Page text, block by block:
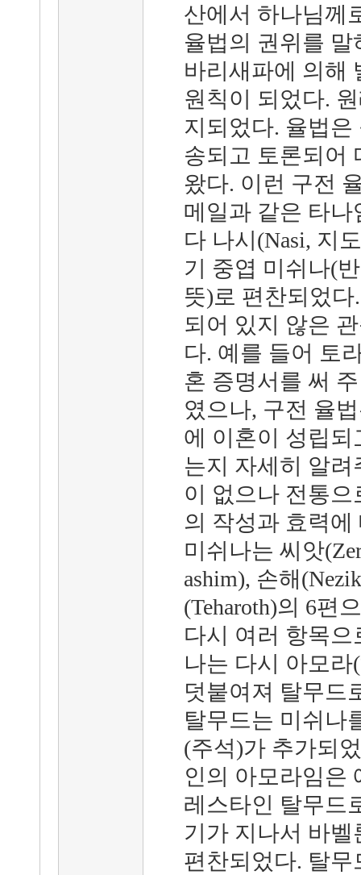
산에서 하나님께
율법의 권위를
바리새파에 의해
원칙이 되었다.
지되었다. 율법
송되고 토론되어
왔다. 이런 구전
메일과 같은 타
다 나시(Nasi, 지
기 중엽 미쉬나(
뜻)로 편찬되었
되어 있지 않은
다. 예를 들어 토
혼 증명서를 써
였으나, 구전 율
에 이혼이 성립
는지 자세히 알
이 없으나 전통
의 작성과 효력
미쉬나는 씨앗
ashim), 손해
(Teharoth)의 6편
다시 여러 항목
나는 다시 아모
덧붙여져 탈무드
탈무드는 미쉬나
(주석)가 추가되
인의 아모라임은
레스타인 탈무드
기가 지나서 바
편찬되었다. 탈